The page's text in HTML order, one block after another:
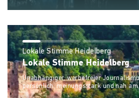
Lokale Stimme Heidelberg
Lokale Stimme Heidelberg
Unabhängiger, werbefreier
persönlich, meinungsstark und nah